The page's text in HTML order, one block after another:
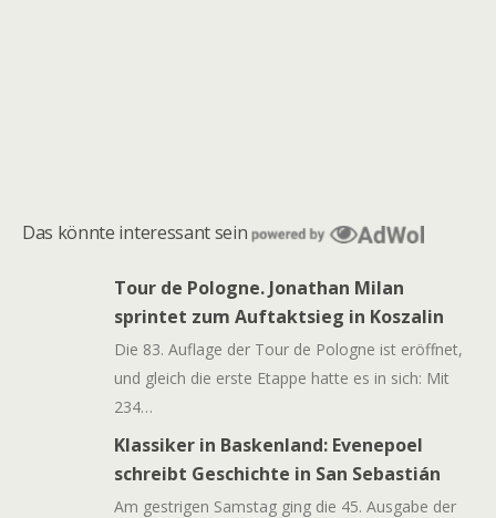
Das könnte interessant sein
Tour de Pologne. Jonathan Milan
sprintet zum Auftaktsieg in Koszalin
Die 83. Auflage der Tour de Pologne ist eröffnet,
und gleich die erste Etappe hatte es in sich: Mit
234…
Klassiker in Baskenland: Evenepoel
schreibt Geschichte in San Sebastián
Am gestrigen Samstag ging die 45. Ausgabe der